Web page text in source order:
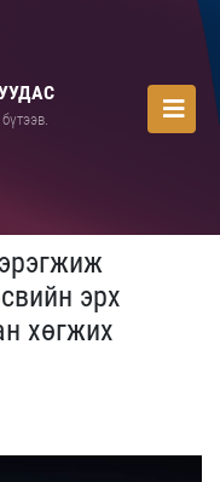
эрх
хөгжих